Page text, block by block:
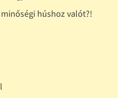
húshoz valót?!